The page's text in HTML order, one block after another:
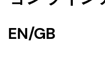
EN/GB